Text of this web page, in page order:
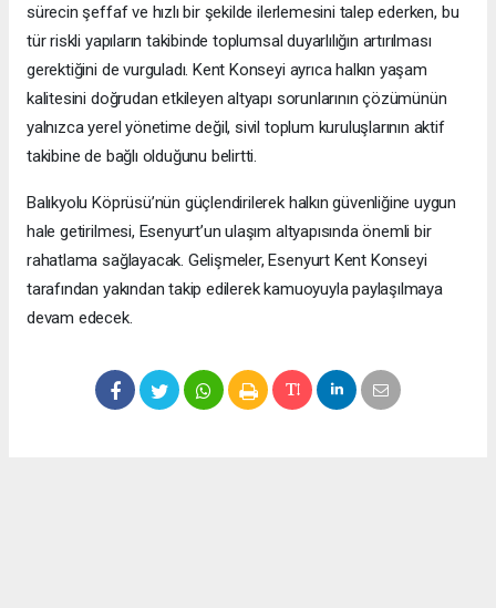
sürecin şeffaf ve hızlı bir şekilde ilerlemesini talep ederken, bu
tür riskli yapıların takibinde toplumsal duyarlılığın artırılması
gerektiğini de vurguladı. Kent Konseyi ayrıca halkın yaşam
kalitesini doğrudan etkileyen altyapı sorunlarının çözümünün
yalnızca yerel yönetime değil, sivil toplum kuruluşlarının aktif
takibine de bağlı olduğunu belirtti.
Balıkyolu Köprüsü’nün güçlendirilerek halkın güvenliğine uygun
hale getirilmesi, Esenyurt’un ulaşım altyapısında önemli bir
rahatlama sağlayacak. Gelişmeler, Esenyurt Kent Konseyi
tarafından yakından takip edilerek kamuoyuyla paylaşılmaya
devam edecek.